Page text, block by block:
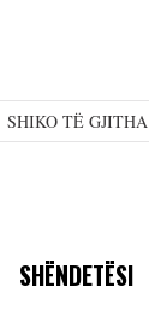
SHIKO TË GJITHA
SHËNDETËSI